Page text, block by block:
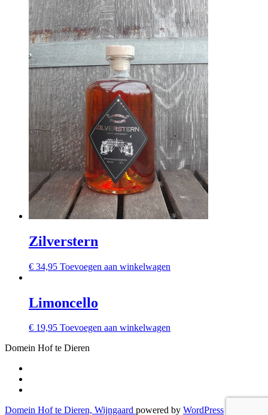
Zilverstern
€ 34,95 Toevoegen aan winkelwagen
Limoncello
€ 19,95 Toevoegen aan winkelwagen
Domein Hof te Dieren
Secondair
Menu
Domein Hof te Dieren, Wijngaard powered by WordPress